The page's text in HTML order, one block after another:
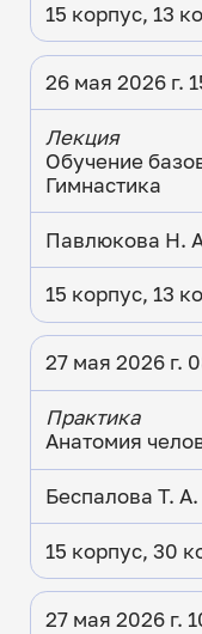
15 корпус, 13
26 мая 2026 г.
Лекция
Обучение
Гимнастика
Павлюкова Н.
15 корпус, 13
27 мая 2026 г.
Практика
Анатомия
Беспалова Т. А.
15 корпус, 30
27 мая 2026 г.